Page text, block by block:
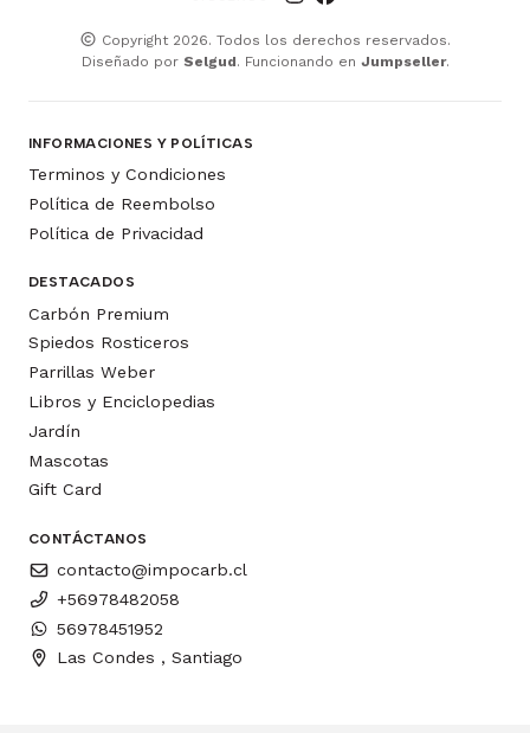
Copyright 2026. Todos los derechos reservados.
Diseñado por Selgud. Funcionando en Jumpseller.
INFORMACIONES Y POLÍTICAS
Terminos y Condiciones
Política de Reembolso
Política de Privacidad
DESTACADOS
Carbón Premium
Spiedos Rosticeros
Parrillas Weber
Libros y Enciclopedias
Jardín
Mascotas
Gift Card
CONTÁCTANOS
contacto@impocarb.cl
+56978482058
56978451952
Las Condes , Santiago